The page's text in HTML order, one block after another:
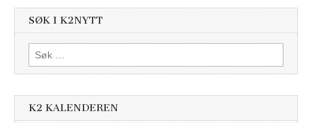
SØK I K2NYTT
Søk
etter:
K2 KALENDEREN